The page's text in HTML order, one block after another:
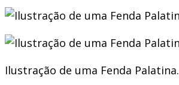
Ilustração de uma Fenda Palatina.